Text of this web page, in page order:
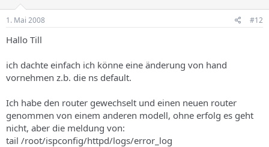
1. Mai 2008 #12
Hallo Till
ich dachte einfach ich könne eine änderung von hand
vornehmen z.b. die ns default.
Ich habe den router gewechselt und einen neuen router
genommen von einem anderen modell, ohne erfolg es geht
nicht, aber die meldung von:
tail /root/ispconfig/httpd/logs/error_log